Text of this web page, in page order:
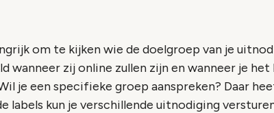
om te kijken wie de doelgroep van je
wanneer zij online zullen zijn en wanneer je
je een specifieke groep aanspreken? Daar
labels kun je verschillende uitnodiging